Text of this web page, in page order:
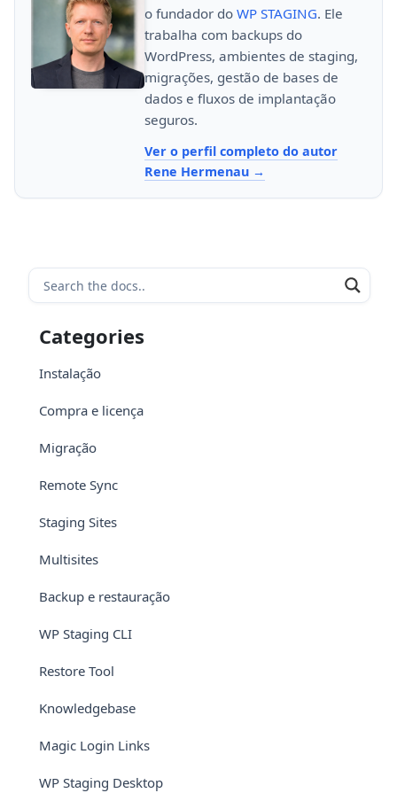
o fundador do WP STAGING. Ele
trabalha com backups do
WordPress, ambientes de staging,
migrações, gestão de bases de
dados e fluxos de implantação
seguros.
Ver o perfil completo do autor
Rene Hermenau
Categories
Instalação
Compra e licença
Migração
Remote Sync
Staging Sites
Multisites
Backup e restauração
WP Staging CLI
Restore Tool
Knowledgebase
Magic Login Links
WP Staging Desktop